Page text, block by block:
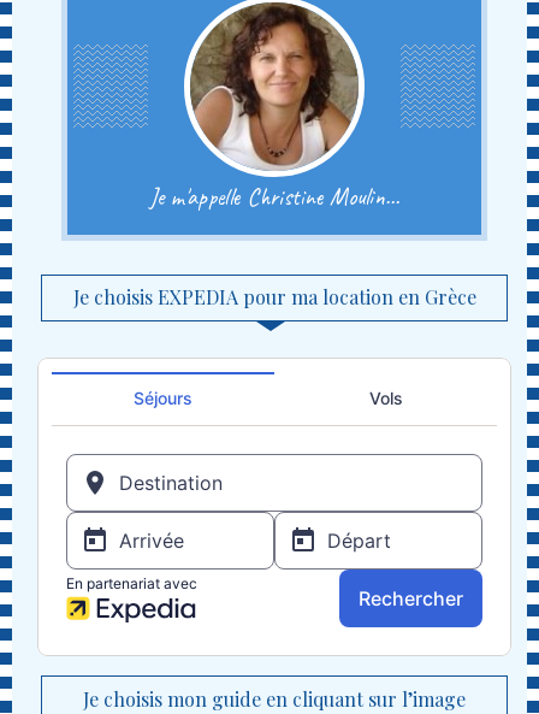
Je m'appelle Christine Moulin...
Je choisis EXPEDIA pour ma location en Grèce
Je choisis mon guide en cliquant sur l’image